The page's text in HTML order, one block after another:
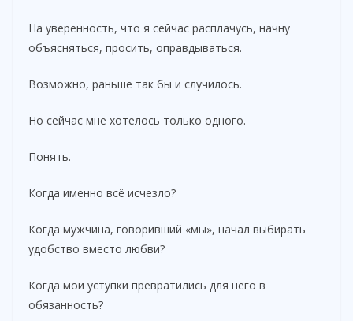
На уверенность, что я сейчас расплачусь, начну
объясняться, просить, оправдываться.
Возможно, раньше так бы и случилось.
Но сейчас мне хотелось только одного.
Понять.
Когда именно всё исчезло?
Когда мужчина, говоривший «мы», начал выбирать
удобство вместо любви?
Когда мои уступки превратились для него в
обязанность?